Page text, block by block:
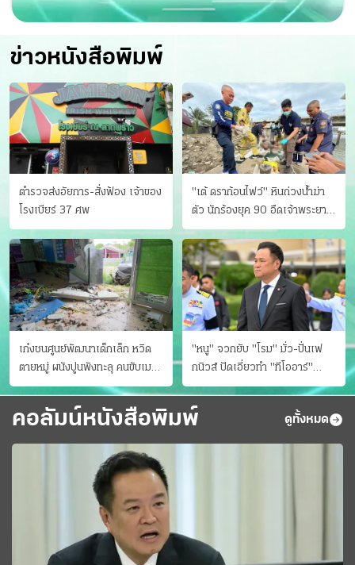
ข่าวหนังสือพิมพ์
ตำรวจส่งอัยการ-สั่งฟ้อง เจ้าของ
โรงเบียร์ 37 ศพ
"เต้ ดราก้อนไฟว์" หินถ่วงน้ำฆ่า
ตัว นักร้องยุค 90 อืดเจ้าพระยา
แฟนหาตัววุ่น เครียดธุรกิจ!
เก๋งชนศูนย์พัฒนาเด็กเล็ก หวิด
ตายหมู่ ผนังปูนพังทะลุ คนขับเมา
ยา
"หนู" จวกยับ "โรม" มั่ว-ปั่นเฟ
กนิวส์ ปัดเอี่ยวทํา "ทีโออาร์"
ต้นทางโกงสอบฉาว
คอลัมน์หนังสือพิมพ์ ดูทั้งหมด